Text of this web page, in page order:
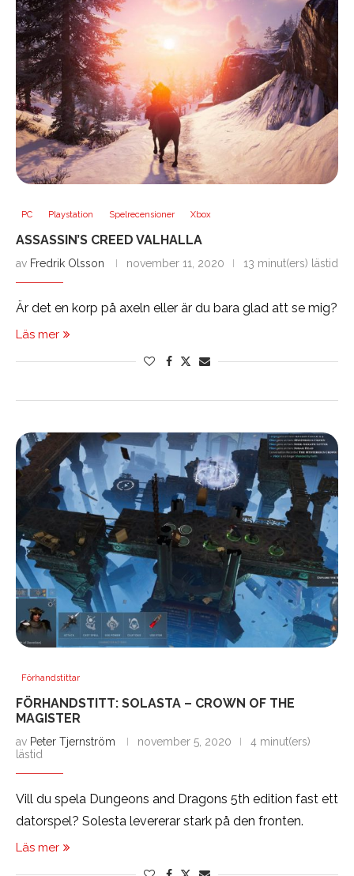
PC Playstation Spelrecensioner Xbox
ASSASSIN’S CREED VALHALLA
av Fredrik Olsson november 11, 2020 13 minut(ers) lästid
Är det en korp på axeln eller är du bara glad att se mig?
Läs mer
Förhandstittar
FÖRHANDSTITT: SOLASTA – CROWN OF THE
MAGISTER
av Peter Tjernström november 5, 2020
4 minut(ers)
lästid
Vill du spela Dungeons and Dragons 5th edition fast ett
datorspel? Solesta levererar stark på den fronten.
Läs mer